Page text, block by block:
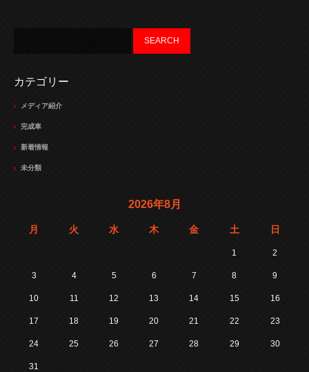
カテゴリー
メディア紹介
完成車
新着情報
未分類
2026年8月
月 火 水 木 金 土 日
1 2
3 4 5 6 7 8 9
10 11 12 13 14 15 16
17 18 19 20 21 22 23
24 25 26 27 28 29 30
31